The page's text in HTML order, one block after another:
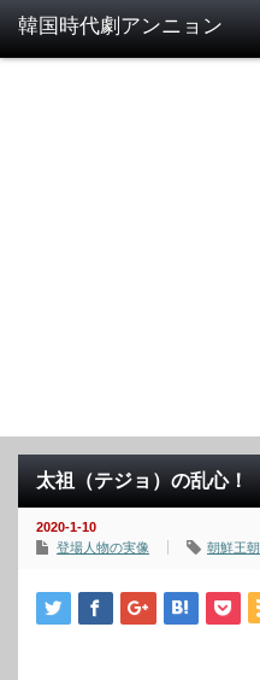
太祖（テジョ）の乱心！
2020-1-10
登場人物の実像
朝鮮王朝